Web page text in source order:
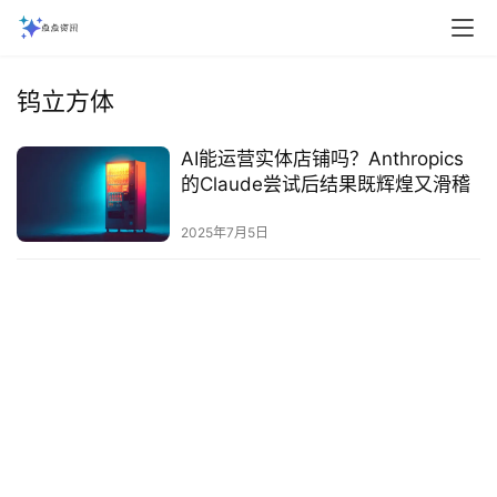
钨立方体
AI能运营实体店铺吗？Anthropics
的Claude尝试后结果既辉煌又滑稽
2025年7月5日